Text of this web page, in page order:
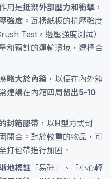
用是抵禦外部壓力和衝擊 ，
強度 。瓦楞紙板的抗壓強度
Test，邊壓強度測試）
和預計的運輸環境，選擇合
略大於內箱 ，以便在內外箱
建議在內箱四周留出5-10
封箱膠帶 ，以H型方式封
閉合。對於較重的物品，可
打包帶進行加固。
地標註 「易碎」、「小心輕